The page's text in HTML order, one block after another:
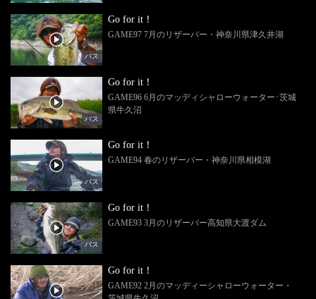
バス
Go for it！
GAME97 7月のリザーバー・神奈川県津久井湖
バス
Go for it！
GAME96 6月のマッディシャローウォーター･茨城
県牛久沼
バス
Go for it！
GAME94 春のリザーバー・神奈川県相模湖
バス
Go for it！
GAME93 3月のリザーバー高知県大渡ダム
Go for it！
GAME92 2月のマッディーシャローウォーター・